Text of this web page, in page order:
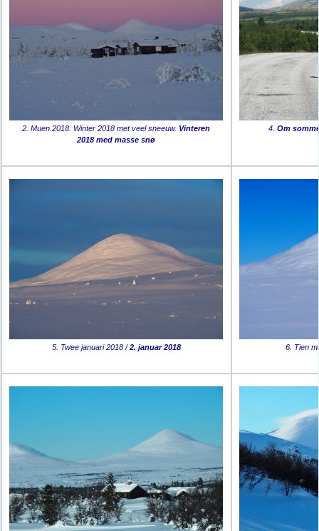
2. Muen 2018. Winter 2018 met veel sneeuw. Vinteren
2018 med masse snø
4. Om
5. Twee januari 2018 /2. januar 2018 6. Tien